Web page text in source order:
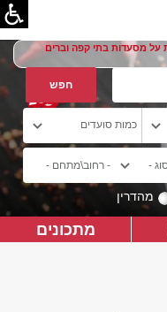
על מסעדות בתי קפה וברים
מהדרין
מתכונים